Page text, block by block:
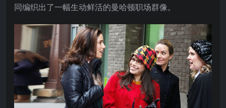
同编织出了一幅生动鲜活的曼哈顿职场群像。